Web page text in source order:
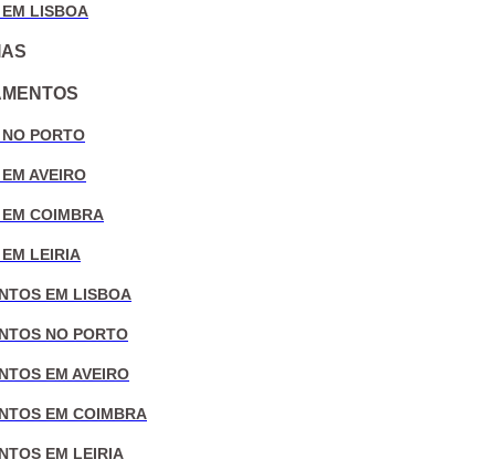
LISBOA
PORTO
AVEIRO
COIMBRA
LEIRIA
EM LISBOA
NO PORTO
EM AVEIRO
EM COIMBRA
EM LEIRIA